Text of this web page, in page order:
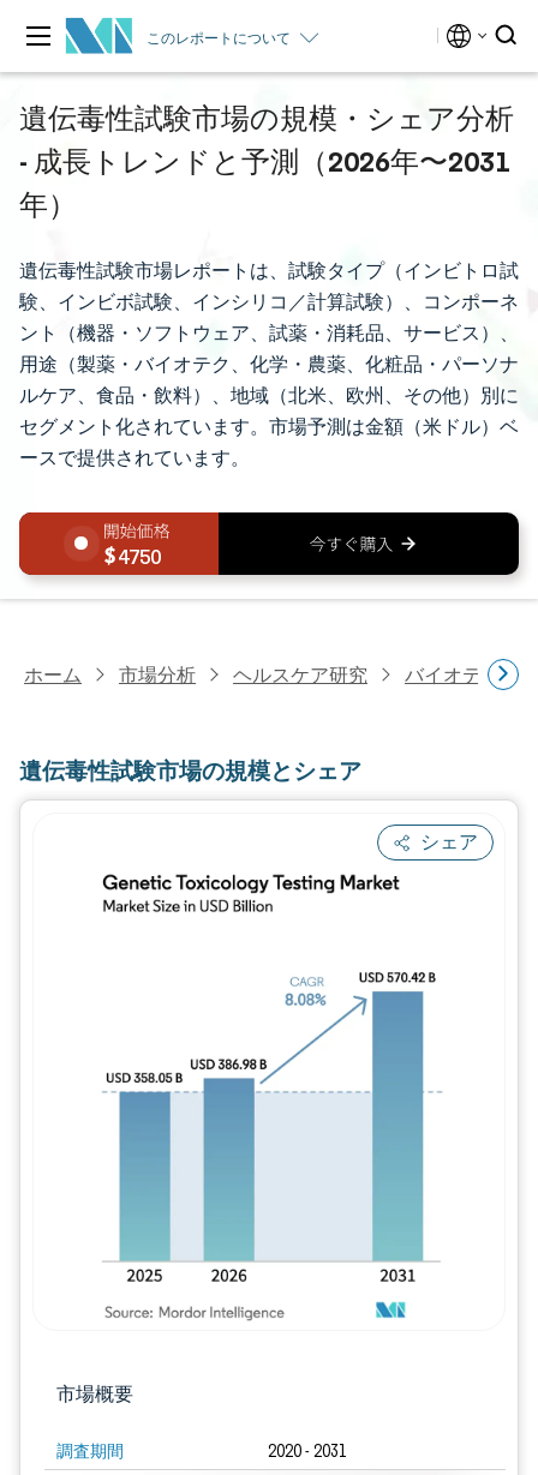
このレポートについて
遺伝毒性試験市場の規模・シェア分析
- 成長トレンドと予測（2026年〜2031
年）
遺伝毒性試験市場レポートは、試験タイプ（インビトロ試
験、インビボ試験、インシリコ／計算試験）、コンポーネ
ント（機器・ソフトウェア、試薬・消耗品、サービス）、
用途（製薬・バイオテク、化学・農薬、化粧品・パーソナ
ルケア、食品・飲料）、地域（北米、欧州、その他）別に
セグメント化されています。市場予測は金額（米ドル）ベ
ースで提供されています。
4750
ホーム 市場分析 ヘルスケア研究 バイオテクノ
遺伝毒性試験市場の規模とシェア
シェア
市場概要
調査期間 2020 - 2031